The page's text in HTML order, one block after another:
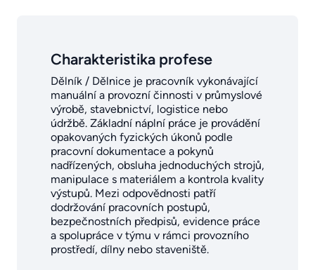
Charakteristika profese
Dělník / Dělnice je pracovník vykonávající
manuální a provozní činnosti v průmyslové
výrobě, stavebnictví, logistice nebo
údržbě. Základní náplní práce je provádění
opakovaných fyzických úkonů podle
pracovní dokumentace a pokynů
nadřízených, obsluha jednoduchých strojů,
manipulace s materiálem a kontrola kvality
výstupů. Mezi odpovědnosti patří
dodržování pracovních postupů,
bezpečnostních předpisů, evidence práce
a spolupráce v týmu v rámci provozního
prostředí, dílny nebo staveniště.